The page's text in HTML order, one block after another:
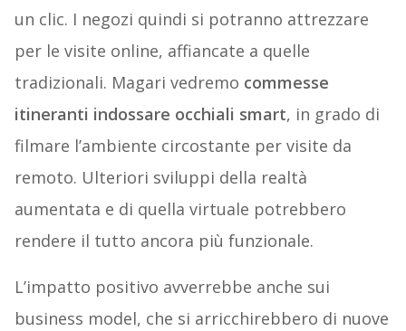
un clic. I negozi quindi si potranno attrezzare
per le visite online, affiancate a quelle
tradizionali. Magari vedremo commesse
itineranti indossare occhiali smart, in grado di
filmare l’ambiente circostante per visite da
remoto. Ulteriori sviluppi della realtà
aumentata e di quella virtuale potrebbero
rendere il tutto ancora più funzionale.
L’impatto positivo avverrebbe anche sui
business model, che si arricchirebbero di nuove